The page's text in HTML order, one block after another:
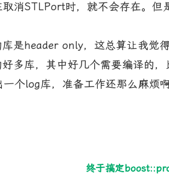
消STLPort时，就不会存在。但
是header only，这总算让我觉
多库，其中好几个需要编译的，
个log库，准备工作还那么麻烦啊
终于搞定